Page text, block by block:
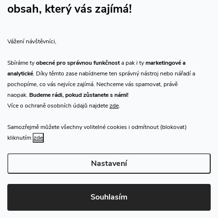
obsah, který vás zajímá!
Vážení návštěvníci,
Sbíráme tyobecné pro správnou funkčnosta pak i tymarketingové a
analytické. Díky těmto zase nabídneme ten správný nástroj nebo nářadí a
pochopíme, co vás nejvíce zajímá. Nechceme vás spamovat, právě
naopak. Budeme rádi, pokud zůstanete s námi!
Více o ochraně osobních údajů najdetezde.
Samozřejmě můžete všechny volitelné cookies i odmítnout (blokovat)
kliknutím zde
Nastavení
Souhlasím
Přijímáme online platby
Copyright 2026CHN.cz. Všechna práva vyhrazena.Upravit nastavení
cookies